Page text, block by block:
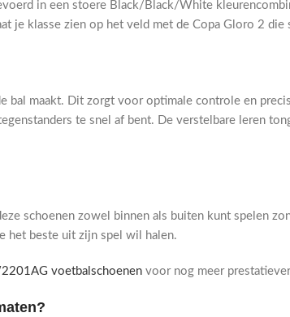
in een stoere Black/Black/White
je klasse zien op het veld met de Copa Gloro 2 die
maakt. Dit zorgt voor optimale controle en
te snel af bent. De verstelbare leren
schoenen zowel binnen als buiten kunt spelen
het beste uit zijn spel wil halen.
voetbalschoenen voor nog meer